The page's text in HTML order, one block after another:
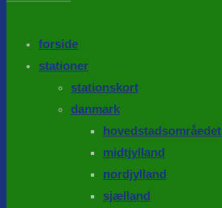
forside
stationer
stationskort
danmark
hovedstadsområedet
midtjylland
nordjylland
sjælland